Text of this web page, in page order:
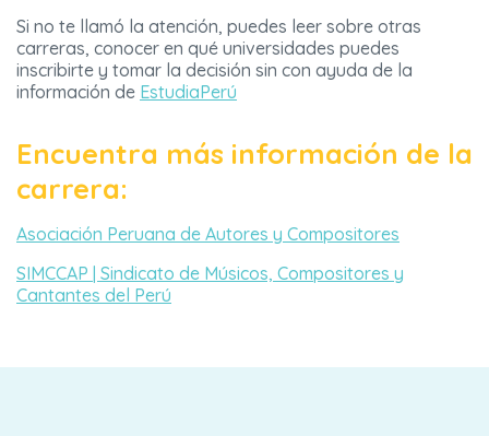
Si no te llamó la atención, puedes leer sobre otras
carreras, conocer en qué universidades puedes
inscribirte y tomar la decisión sin con ayuda de la
información de EstudiaPerú
Encuentra más información de la
carrera:
Asociación Peruana de Autores y Compositores
SIMCCAP | Sindicato de Músicos, Compositores y
Cantantes del Perú